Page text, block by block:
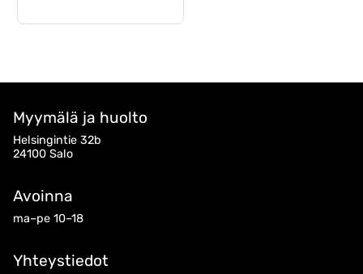
Myymälä ja huolto
Helsingintie 32b
24100 Salo
Avoinna
ma–pe 10–18
Yhteystiedot